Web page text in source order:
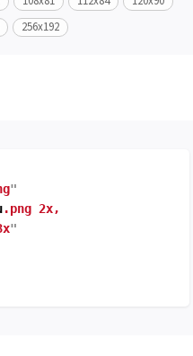
256x192
"
.png 2x,
"